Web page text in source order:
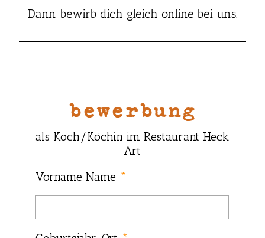
Dann bewirb dich gleich online bei uns.